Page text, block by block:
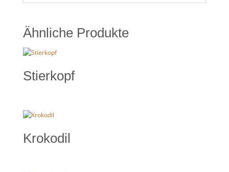
Ähnliche Produkte
Stierkopf
Krokodil